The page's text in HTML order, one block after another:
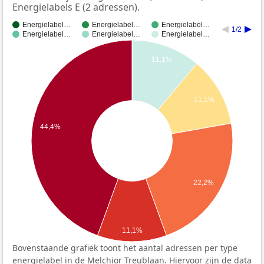
Energielabels E (2 adressen).
Energielabel… Energielabel…
Energielabel…
Energielabel…
Energielabel… Energielabel…
1/2
11,1%
11,1%
22,2%
44,4%
11,1%
Bovenstaande grafiek toont het aantal adressen per type
energielabel in de Melchior Treublaan. Hiervoor zijn de data